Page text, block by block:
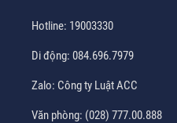
Hotline: 19003330
Di động: 084.696.7979
Zalo: Công ty Luật ACC
Văn phòng: (028) 777.00.888